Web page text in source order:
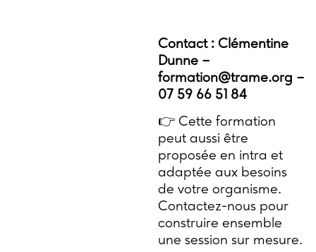
Contact : Clémentine
Dunne –
formation@trame.org –
07 59 66 51 84
👉 Cette formation
peut aussi être
proposée en intra et
adaptée aux besoins
de votre organisme.
Contactez-nous pour
construire ensemble
une session sur mesure.